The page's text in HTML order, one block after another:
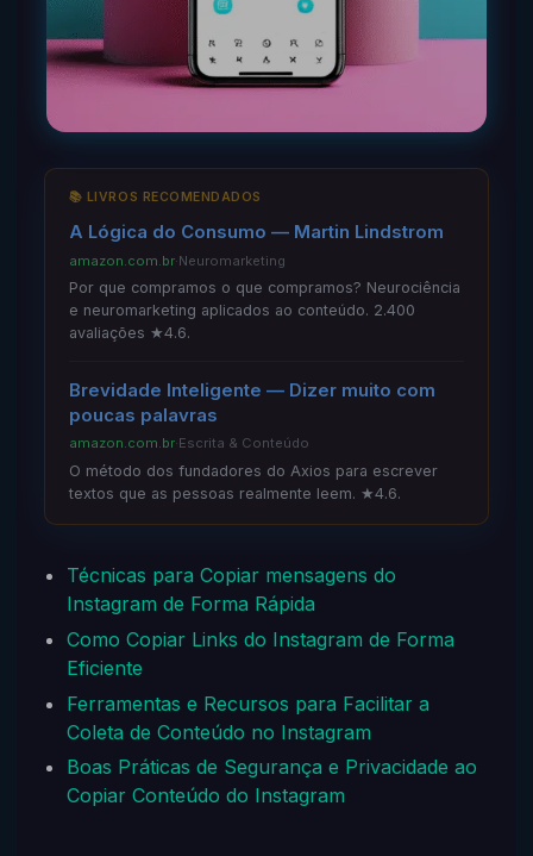
📚 LIVROS RECOMENDADOS
A Lógica do Consumo — Martin Lindstrom
amazon.com.br·Neuromarketing
Por que compramos o que compramos? Neurociência
e neuromarketing aplicados ao conteúdo. 2.400
avaliações ★4.6.
Brevidade Inteligente — Dizer muito com
poucas palavras
amazon.com.br·Escrita & Conteúdo
O método dos fundadores do Axios para escrever
textos que as pessoas realmente leem. ★4.6.
Técnicas para Copiar mensagens do
Instagram de Forma Rápida
Como Copiar Links do Instagram de Forma
Eficiente
Ferramentas e Recursos para Facilitar a
Coleta de Conteúdo no Instagram
Boas Práticas de Segurança e Privacidade ao
Copiar Conteúdo do Instagram